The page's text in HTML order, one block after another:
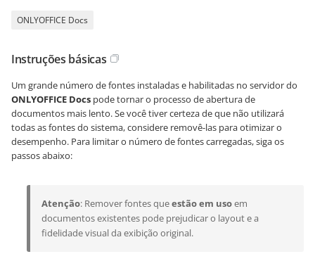
ONLYOFFICE Docs
Instruções básicas
Um grande número de fontes instaladas e habilitadas no servidor do
ONLYOFFICE Docs pode tornar o processo de abertura de
documentos mais lento. Se você tiver certeza de que não utilizará
todas as fontes do sistema, considere removê-las para otimizar o
desempenho. Para limitar o número de fontes carregadas, siga os
passos abaixo:
Atenção: Remover fontes queestão em usoem
documentos existentes pode prejudicar o layout e a
fidelidade visual da exibição original.